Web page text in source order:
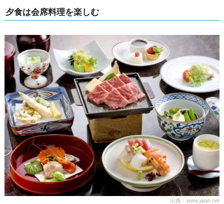
夕食は会席料理を楽しむ
出典：www.jalan.net